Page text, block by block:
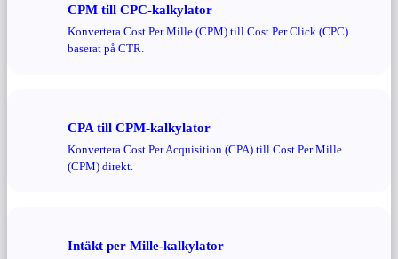
CPM till CPC-kalkylator
Konvertera Cost Per Mille (CPM) till Cost Per Click (CPC)
baserat på CTR.
CPA till CPM-kalkylator
Konvertera Cost Per Acquisition (CPA) till Cost Per Mille
(CPM) direkt.
Intäkt per Mille-kalkylator